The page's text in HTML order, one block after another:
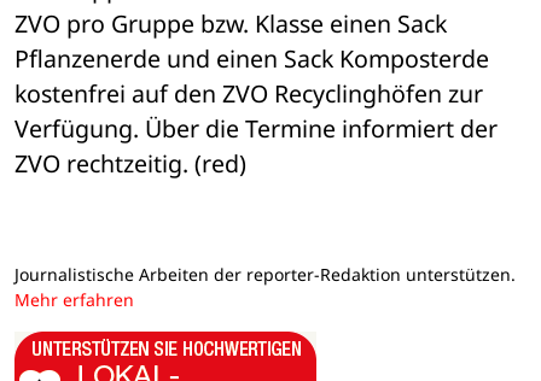
ZVO pro Gruppe bzw. Klasse einen Sack
Pflanzenerde und einen Sack Komposterde
kostenfrei auf den ZVO Recyclinghöfen zur
Verfügung. Über die Termine informiert der
ZVO rechtzeitig. (red)
Journalistische Arbeiten der reporter-Redaktion unterstützen.
Mehr erfahren